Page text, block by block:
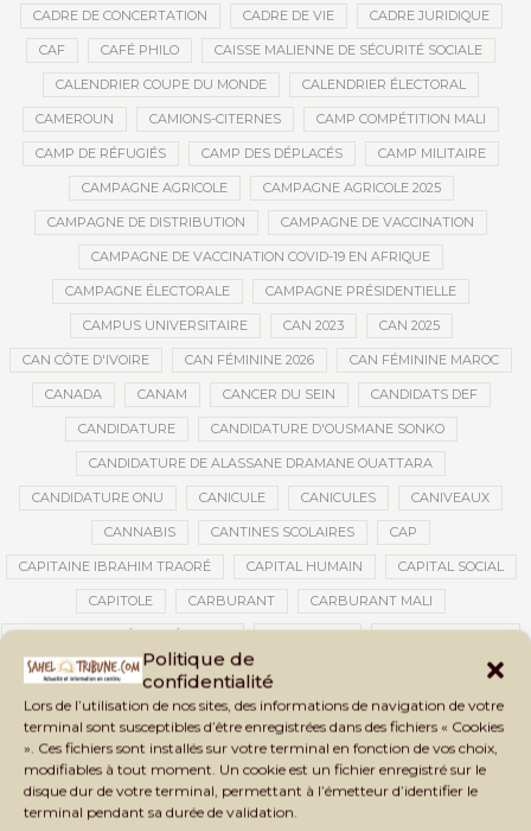
Politique de
confidentialité
Lors de l’utilisation de nos sites, des informations de navigation de votre
terminal sont susceptibles d’être enregistrées dans des fichiers « Cookies
». Ces fichiers sont installés sur votre terminal en fonction de vos choix,
modifiables à tout moment. Un cookie est un fichier enregistré sur le
disque dur de votre terminal, permettant à l’émetteur d’identifier le
terminal pendant sa durée de validation.
CADRE DE CONCERTATION CADRE DE VIE CADRE JURIDIQUE
CAF CAFÉ PHILO CAISSE MALIENNE DE SÉCURITÉ SOCIALE
CALENDRIER COUPE DU MONDE CALENDRIER ÉLECTORAL
CAMEROUN CAMIONS-CITERNES CAMP COMPÉTITION MALI
CAMP DE RÉFUGIÉS CAMP DES DÉPLACÉS CAMP MILITAIRE
CAMPAGNE AGRICOLE CAMPAGNE AGRICOLE 2025
CAMPAGNE DE DISTRIBUTION CAMPAGNE DE VACCINATION
CAMPAGNE DE VACCINATION COVID-19 EN AFRIQUE
CAMPAGNE ÉLECTORALE CAMPAGNE PRÉSIDENTIELLE
CAMPUS UNIVERSITAIRE CAN 2023 CAN 2025
CAN CÔTE D'IVOIRE CAN FÉMININE 2026 CAN FÉMININE MAROC
CANADA CANAM CANCER DU SEIN CANDIDATS DEF
CANDIDATURE CANDIDATURE D'OUSMANE SONKO
CANDIDATURE DE ALASSANE DRAMANE OUATTARA
CANDIDATURE ONU CANICULE CANICULES CANIVEAUX
CANNABIS CANTINES SCOLAIRES CAP
CAPITAINE IBRAHIM TRAORÉ CAPITAL HUMAIN CAPITAL SOCIAL
CAPITOLE CARBURANT CARBURANT MALI
CARTE D’IDENTITÉ BIOMÉTRIQUE CARTE NINA CARTONS ROUGES
CASABLANCA CATASTROPHE
CATASTROPHES CLIMATIQUES CATASTROPHES NATURELLES
CAUTION 10 000 DOLLARS CAUTION DE VISA
CÉDÉAO CEDEAO CEI CÉLÉBRATION NATIONALE CEMAC
CEMAPI CEN-SNESUP CENOU